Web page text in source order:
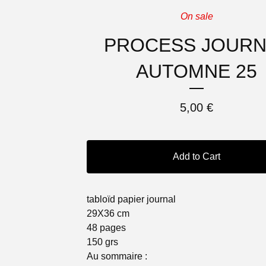
On sale
PROCESS
AUTOMNE 25
5,00 €
Add to Cart
tabloïd papier journal
29X36 cm
48 pages
150 grs
Au sommaire :